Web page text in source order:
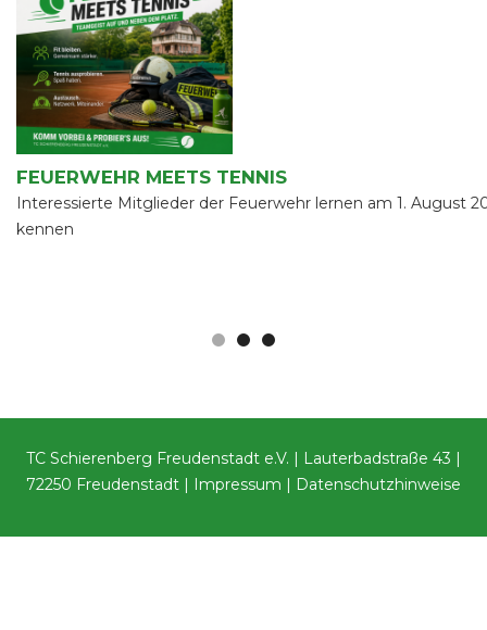
FEUERWEHR MEETS TENNIS
Interessierte Mitglieder der Feuerwehr lernen am 1. August
kennen
TC Schierenberg Freudenstadt e.V. | Lauterbadstraße 43 |
72250 Freudenstadt | Impressum | Datenschutzhinweise